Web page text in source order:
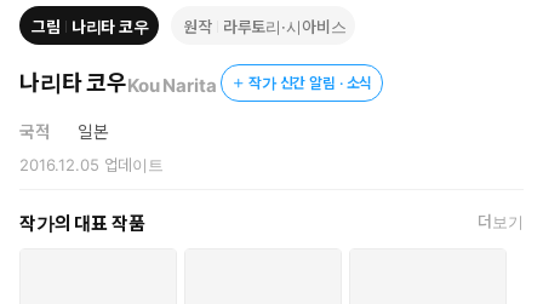
그림 나리타 코우 원작 라루토리·시아비스
나리타 코우Kou Narita 작가 신간 알림 · 소식
국적 일본
2016.12.05 업데이트
작가의 대표 작품 더보기